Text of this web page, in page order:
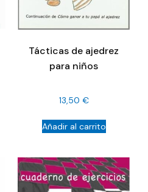
Tácticas de ajedrez
para niños
13,50 €
Añadir al carrito